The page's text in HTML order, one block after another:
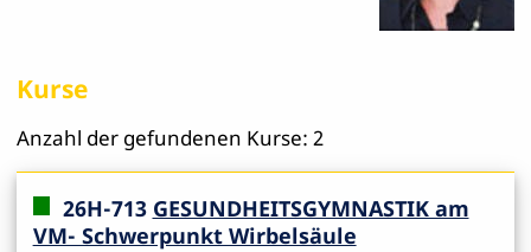
Kurse
Anzahl der gefundenen Kurse: 2
26H-713 GESUNDHEITSGYMNASTIK am
VM- Schwerpunkt Wirbelsäule